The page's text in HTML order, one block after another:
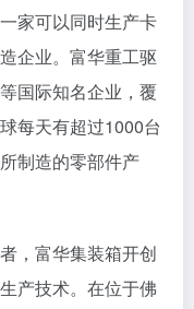
家可以同时生产卡
企业。富华重工驱
国际知名企业，覆
每天有超过1000台
制造的零部件产
，富华集装箱开创
产技术。在位于佛